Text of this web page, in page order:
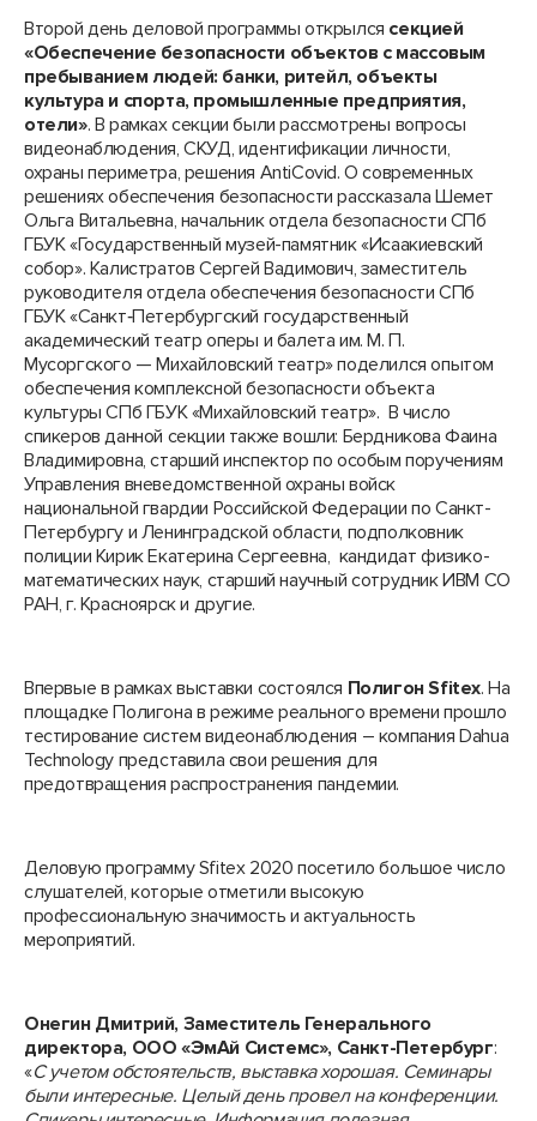
Второй день деловой программы открылся секцией
«Обеспечение безопасности объектов с массовым
пребыванием людей: банки, ритейл, объекты
культура и спорта, промышленные предприятия,
отели». В рамках секции были рассмотрены вопросы
видеонаблюдения, СКУД, идентификации личности,
охраны периметра, решения AntiCovid. О современных
решениях обеспечения безопасности рассказала Шемет
Ольга Витальевна, начальник отдела безопасности СПб
ГБУК «Государственный музей-памятник «Исаакиевский
собор». Калистратов Сергей Вадимович, заместитель
руководителя отдела обеспечения безопасности СПб
ГБУК «Санкт‑Петербургский государственный
академический театр оперы и балета им. М. П.
Мусоргского — Михайловский театр» поделился опытом
обеспечения комплексной безопасности объекта
культуры СПб ГБУК «Михайловский театр». В число
спикеров данной секции также вошли: Бердникова Фаина
Владимировна, старший инспектор по особым поручениям
Управления вневедомственной охраны войск
национальной гвардии Российской Федерации по Санкт-
Петербургу и Ленинградской области, подполковник
полиции Кирик Екатерина Сергеевна, кандидат физико-
математических наук, старший научный сотрудник ИВМ СО
РАН, г. Красноярск и другие.
Впервые в рамках выставки состоялся Полигон Sfitex. На
площадке Полигона в режиме реального времени прошло
тестирование систем видеонаблюдения – компания Dahua
Technology представила свои решения для
предотвращения распространения пандемии.
Деловую программу Sfitex 2020 посетило большое число
слушателей, которые отметили высокую
профессиональную значимость и актуальность
мероприятий.
Онегин Дмитрий, Заместитель Генерального
директора, ООО «ЭмАй Системс», Санкт-Петербург:
«С учетом обстоятельств, выставка хорошая. Семинары
были интересные. Целый день провел на конференции.